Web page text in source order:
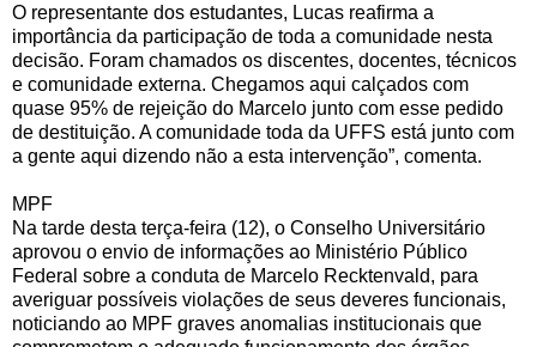
O representante dos estudantes, Lucas reafirma a
importância da participação de toda a comunidade nesta
decisão. Foram chamados os discentes, docentes, técnicos
e comunidade externa. Chegamos aqui calçados com
quase 95% de rejeição do Marcelo junto com esse pedido
de destituição. A comunidade toda da UFFS está junto com
a gente aqui dizendo não a esta intervenção”, comenta.
MPF
Na tarde desta terça-feira (12), o Conselho Universitário
aprovou o envio de informações ao Ministério Público
Federal sobre a conduta de Marcelo Recktenvald, para
averiguar possíveis violações de seus deveres funcionais,
noticiando ao MPF graves anomalias institucionais que